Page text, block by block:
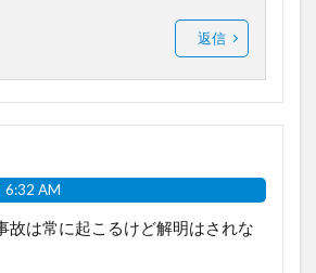
返信
6:32 AM
故は常に起こるけど解明はされな